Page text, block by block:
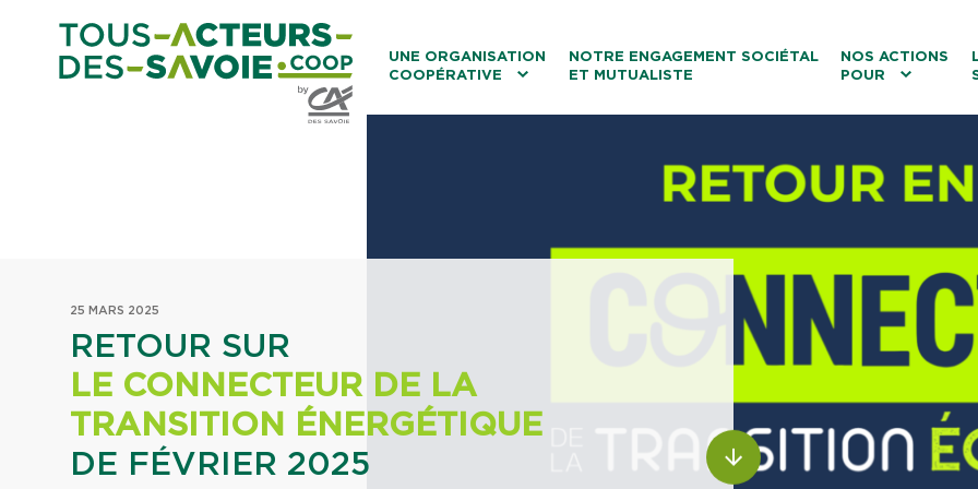
UNE ORGANISATION
COOPÉRATIVE
NOTRE ENGAGEMENT SOCIÉTAL
ET MUTUALISTE
NOS ACTIONS
POUR
La biodiversité
25 MARS 2025
RETOUR SUR
LE CONNECTEUR DE LA
TRANSITION ÉNERGÉTIQUE
DE FÉVRIER 2025
ALLER AU CONTENU